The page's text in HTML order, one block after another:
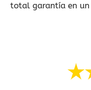
total garantía en un